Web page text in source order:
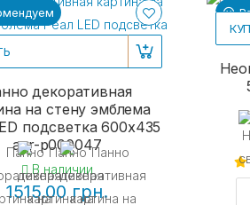
декоративная
на стену эмблема
подсветка 600х435
acr-p000047
В наличии
1515.00 грн.